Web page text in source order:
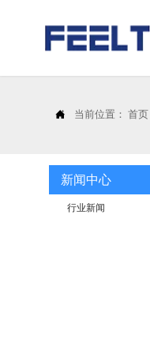
 当前位置：首页
新闻中心
行业新闻